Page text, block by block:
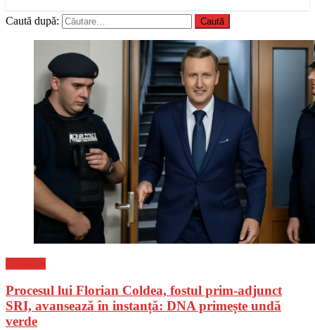
Caută după:
Procesul lui Florian Coldea, fostul prim-adjunct
SRI, avansează în instanță: DNA primește undă
verde